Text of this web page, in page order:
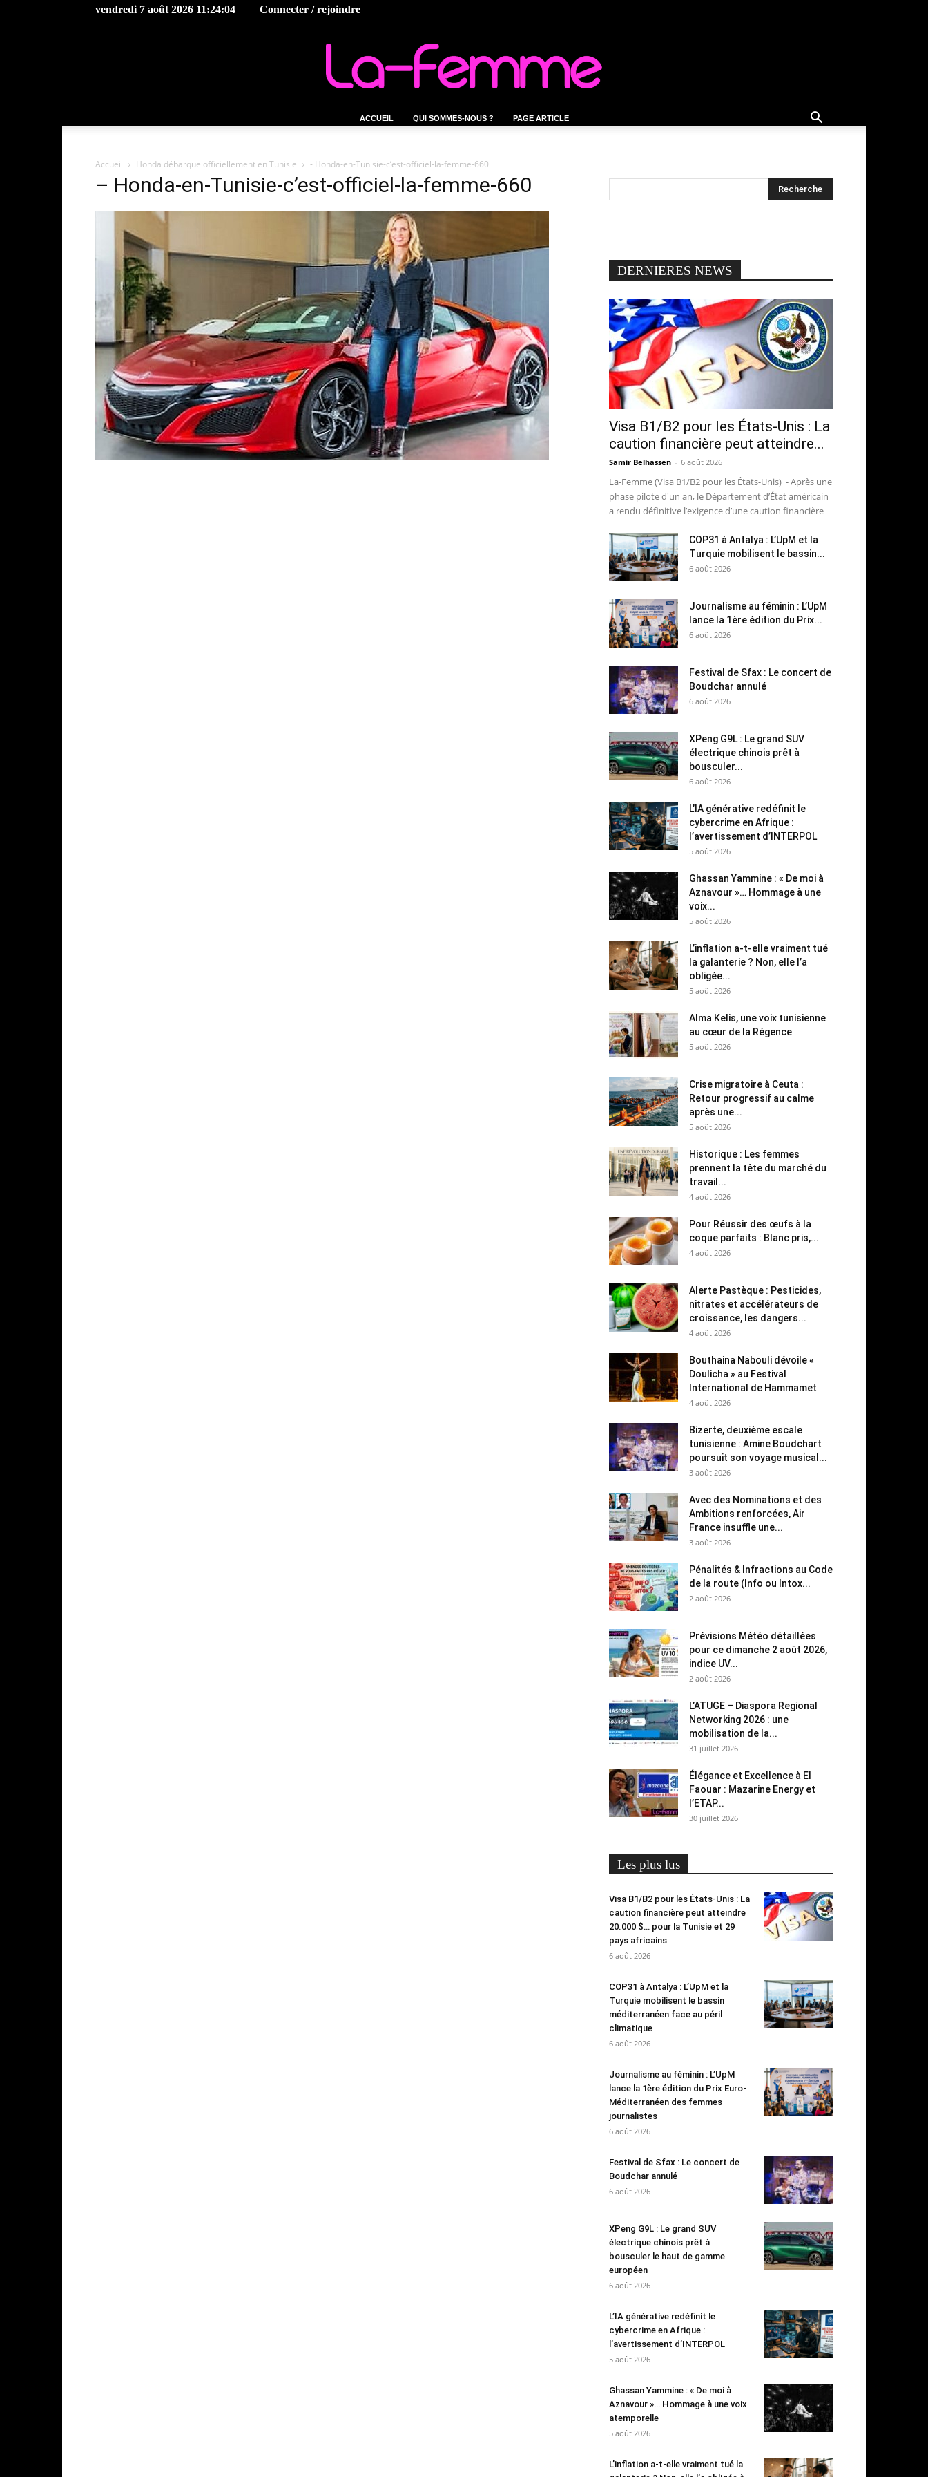
vendredi 7 août 2026 11:24:04 Connecter / rejoindre
ACCUEIL QUI SOMMES-NOUS ? PAGE ARTICLE
Accueil Honda débarque officiellement en Tunisie - Honda-en-Tunisie-c’est-officiel-la-femme-660
– Honda-en-Tunisie-c’est-officiel-la-femme-660
DERNIERES NEWS
Visa B1/B2 pour les États-Unis : La
caution financière peut atteindre...
Samir Belhassen - 6 août 2026
La-Femme (Visa B1/B2 pour les États-Unis) - Après une
phase pilote d'un an, le Département d’État américain
a rendu définitive l’exigence d’une caution financière
COP31 à Antalya : L’UpM et la
Turquie mobilisent le bassin...
6 août 2026
Journalisme au féminin : L’UpM
lance la 1ère édition du Prix...
6 août 2026
Festival de Sfax : Le concert de
Boudchar annulé
6 août 2026
XPeng G9L : Le grand SUV
électrique chinois prêt à
bousculer...
6 août 2026
L’IA générative redéfinit le
cybercrime en Afrique :
l’avertissement d’INTERPOL
5 août 2026
Ghassan Yammine : « De moi à
Aznavour »… Hommage à une
voix...
5 août 2026
L’inflation a-t-elle vraiment tué
la galanterie ? Non, elle l’a
obligée...
5 août 2026
Alma Kelis, une voix tunisienne
au cœur de la Régence
5 août 2026
Crise migratoire à Ceuta :
Retour progressif au calme
après une...
5 août 2026
Historique : Les femmes
prennent la tête du marché du
travail...
4 août 2026
Pour Réussir des œufs à la
coque parfaits : Blanc pris,...
4 août 2026
Alerte Pastèque : Pesticides,
nitrates et accélérateurs de
croissance, les dangers...
4 août 2026
Bouthaina Nabouli dévoile «
Doulicha » au Festival
International de Hammamet
4 août 2026
Bizerte, deuxième escale
tunisienne : Amine Boudchart
poursuit son voyage musical...
3 août 2026
Avec des Nominations et des
Ambitions renforcées, Air
France insuffle une...
3 août 2026
Pénalités & Infractions au Code
de la route (Info ou Intox...
2 août 2026
Prévisions Météo détaillées
pour ce dimanche 2 août 2026,
indice UV...
2 août 2026
L’ATUGE – Diaspora Regional
Networking 2026 : une
mobilisation de la...
31 juillet 2026
Élégance et Excellence à El
Faouar : Mazarine Energy et
l’ETAP...
30 juillet 2026
Les plus lus
Visa B1/B2 pour les États-Unis : La
caution financière peut atteindre
20.000 $… pour la Tunisie et 29
pays africains
6 août 2026
COP31 à Antalya : L’UpM et la
Turquie mobilisent le bassin
méditerranéen face au péril
climatique
6 août 2026
Journalisme au féminin : L’UpM
lance la 1ère édition du Prix Euro-
Méditerranéen des femmes
journalistes
6 août 2026
Festival de Sfax : Le concert de
Boudchar annulé
6 août 2026
XPeng G9L : Le grand SUV
électrique chinois prêt à
bousculer le haut de gamme
européen
6 août 2026
L’IA générative redéfinit le
cybercrime en Afrique :
l’avertissement d’INTERPOL
5 août 2026
Ghassan Yammine : « De moi à
Aznavour »… Hommage à une voix
atemporelle
5 août 2026
L’inflation a-t-elle vraiment tué la